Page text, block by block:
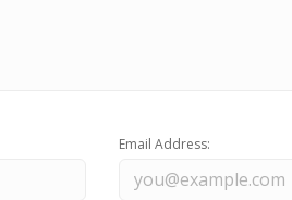
Email Address: